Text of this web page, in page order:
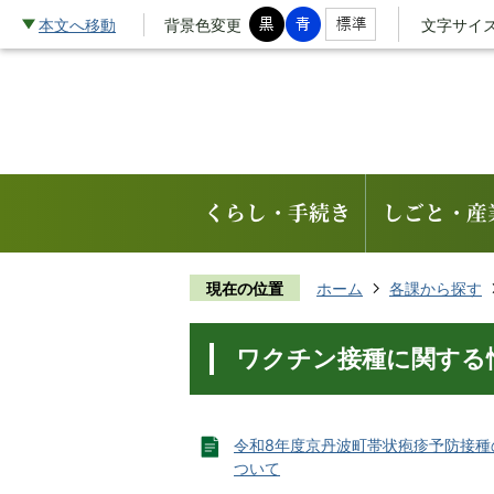
本文へ移動 背景色変更 文字サイ
くらし・手続き しごと・産
現在の位置 ホーム 各課から探す
ワクチン接種に関する
令和8年度京丹波町帯状疱疹予防接
ついて